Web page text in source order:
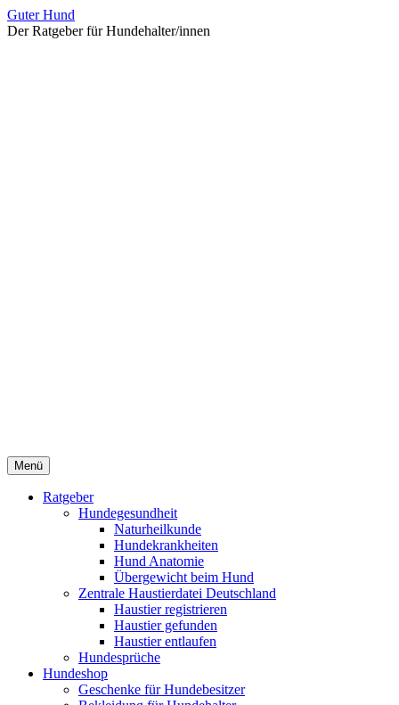
Zum
Inhalt
Guter Hund
Der Ratgeber für Hundehalter/innen
Menü
Ratgeber
Hundegesundheit
Naturheilkunde
Hundekrankheiten
Hund Anatomie
Übergewicht beim Hund
Zentrale Haustierdatei Deutschland
Haustier registrieren
Haustier gefunden
Haustier entlaufen
Hundesprüche
Hundeshop
Geschenke für Hundebesitzer